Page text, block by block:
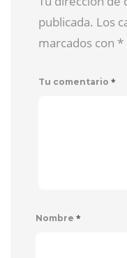
publicada. Los
marcados con *
Tu comentario *
Nombre *